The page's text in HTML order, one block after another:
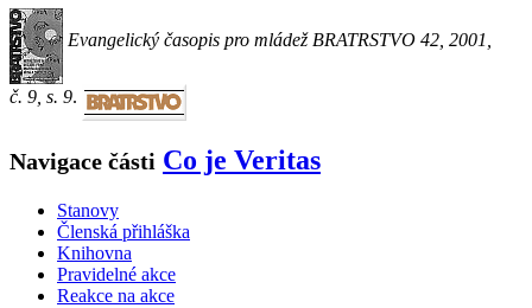
Evangelický časopis pro mládež BRATRSTVO 42, 2001,
č. 9, s. 9.
Navigace části Co je Veritas
Stanovy
Členská přihláška
Knihovna
Pravidelné akce
Reakce na akce